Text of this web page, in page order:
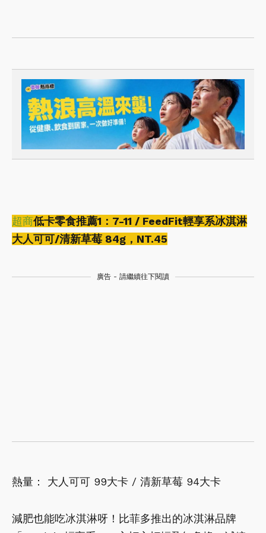
超商低卡零食推薦1：7-11 / FeedFit輕享系冰淇淋
大人可可/清新草莓 84g，NT.45
廣告 - 請繼續往下閱讀
熱量： 大人可可 99大卡 / 清新草莓 94大卡
減肥也能吃冰淇淋呀！比菲多推出的冰淇淋品牌